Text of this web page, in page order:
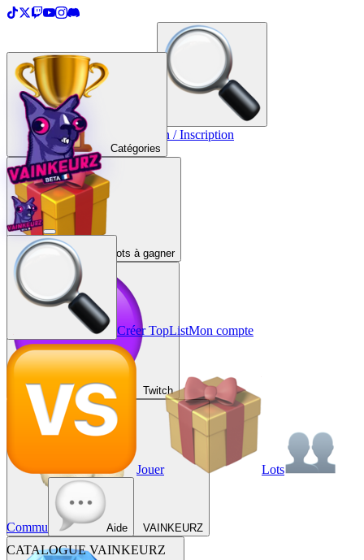
Créer une TopList Connexion / Inscription
Catégories
Lots à gagner
Twitch
VAINKEURZ
Créer TopListMon compte
Jouer Lots
Commu Aide
CATALOGUE VAINKEURZ